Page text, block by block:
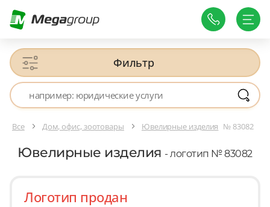
Фильтр
Все Дом, офис, зоотовары Ювелирные изделия № 83082
Ювелирные изделия - логотип № 83082
Логотип продан